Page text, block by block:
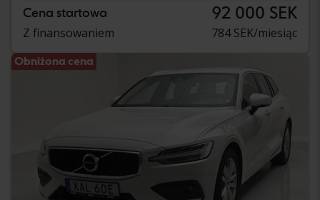
Cena startowa 92 000 SEK
Z finansowaniem 784 SEK/miesiąc
Obniżona cena